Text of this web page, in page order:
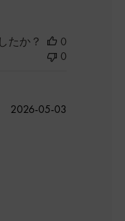
たか？
0
0
公
2026-05-03